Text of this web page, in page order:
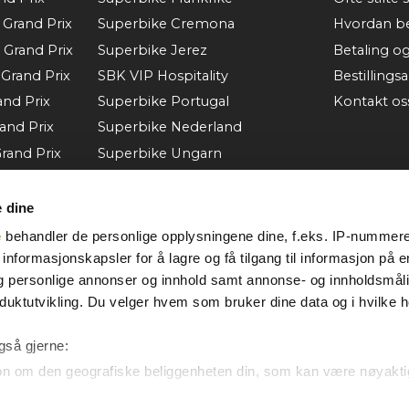
dine
behandler de personlige opplysningene dine, f.eks. IP-
for å lagre og få tilgang til informasjon på
annonser og innhold samt annonse- og
Du velger hvem som bruker dine data og i hvilke
gjerne:
om den geografiske beliggenheten din, som kan være
Prix
Prix
Prix
Prix
Prix
Prix
Prix
Prix
Grand
Prix
Superbike Cremona
Superbike Jerez
SBK VIP Hospitality
Superbike Portugal
Superbike Nederland
Superbike Ungarn
Superbike Misano
Se mer
Hvordan
Betaling
Kontakt